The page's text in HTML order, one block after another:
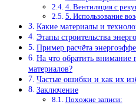
4. Вентиляция с
5. Использование
Какие материалы и
Этапы строительства
Пример расчёта
На что обратить внимание
материалов?
Частые ошибки и как их
Заключение
Похожие записи: